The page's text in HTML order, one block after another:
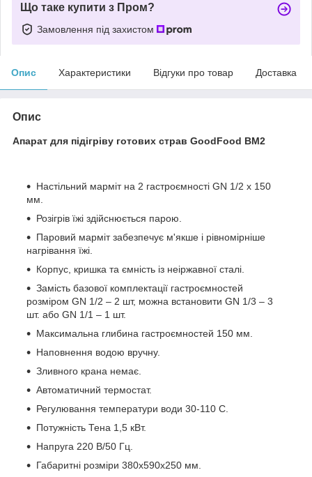
Що таке купити з Пром?
Замовлення під захистом
Опис Характеристики Відгуки про товар Доставка
Опис
Апарат для підігріву готових страв GoodFood BM2
Настільний марміт на 2 гастроємності GN 1/2 х 150
мм.
Розігрів їжі здійснюється парою.
Паровий марміт забезпечує м'якше і рівномірніше
нагрівання їжі.
Корпус, кришка та ємність із неіржавної сталі.
Замість базової комплектації гастроємностей
розміром GN 1/2 – 2 шт, можна встановити GN 1/3 – 3
шт. або GN 1/1 – 1 шт.
Максимальна глибина гастроємностей 150 мм.
Наповнення водою вручну.
Зливного крана немає.
Автоматичний термостат.
Регулювання температури води 30-110 С.
Потужність Тена 1,5 кВт.
Напруга 220 В/50 Гц.
Габаритні розміри 380х590х250 мм.